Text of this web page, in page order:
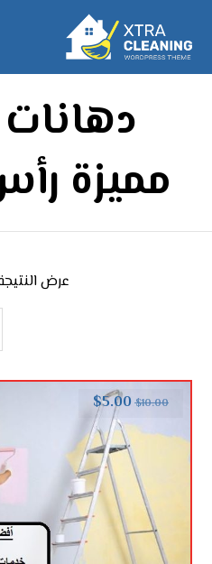
مميزة
عرض
$10.00
$5.00